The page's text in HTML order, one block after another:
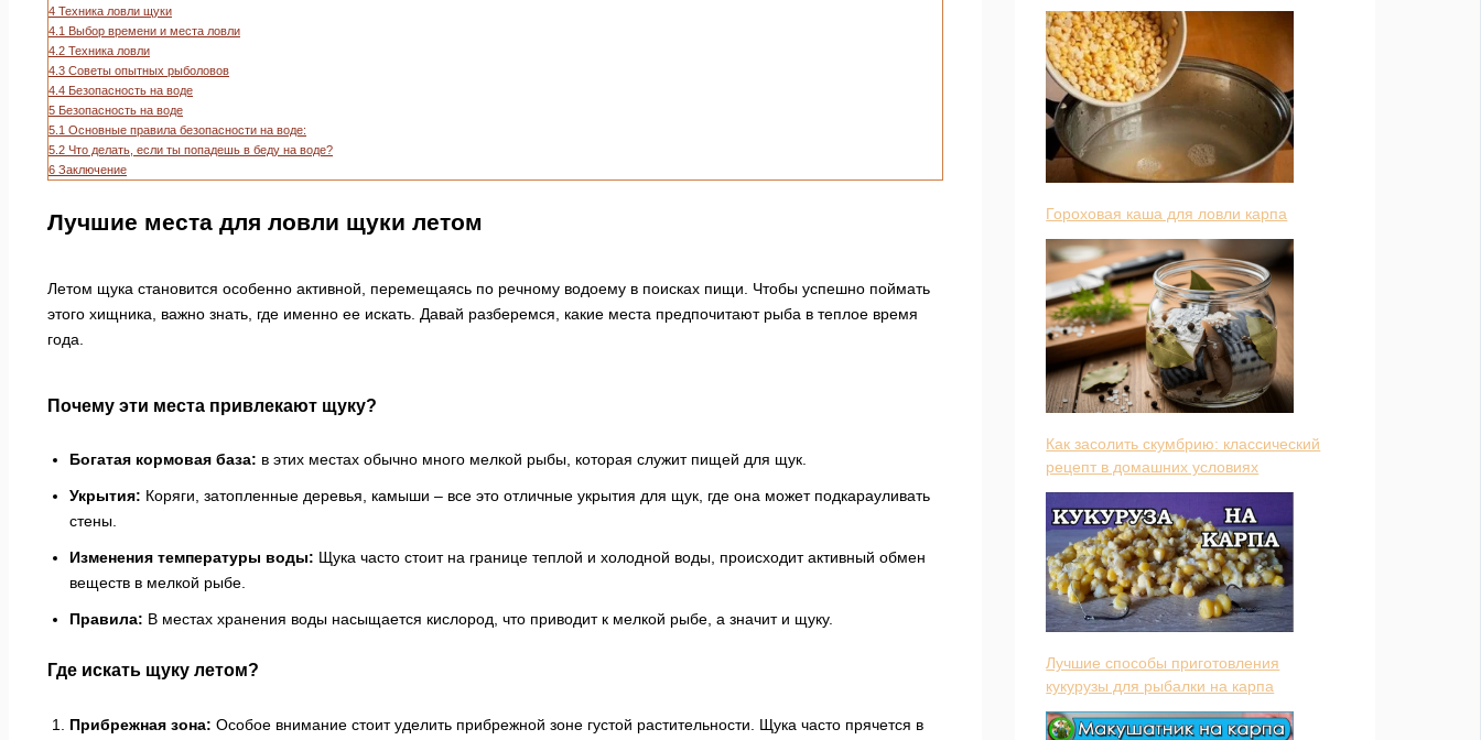
4 Техника ловли щуки
4.1 Выбор времени и места ловли
4.2 Техника ловли
4.3 Советы опытных рыболовов
4.4 Безопасность на воде
5 Безопасность на воде
5.1 Основные правила безопасности на воде:
5.2 Что делать, если ты попадешь в беду на воде?
6 Заключение
Лучшие места для ловли щуки летом
Летом щука становится особенно активной, перемещаясь по речному водоему в поисках пищи. Чтобы успешно поймать
этого хищника, важно знать, где именно ее искать. Давай разберемся, какие места предпочитают рыба в теплое время
года.
Почему эти места привлекают щуку?
Богатая кормовая база: в этих местах обычно много мелкой рыбы, которая служит пищей для щук.
Укрытия: Коряги, затопленные деревья, камыши – все это отличные укрытия для щук, где она может подкарауливать
стены.
Изменения температуры воды: Щука часто стоит на границе теплой и холодной воды, происходит активный обмен
веществ в мелкой рыбе.
Правила: В местах хранения воды насыщается кислород, что приводит к мелкой рыбе, а значит и щуку.
Где искать щуку летом?
Прибрежная зона: Особое внимание стоит уделить прибрежной зоне густой растительности. Щука часто прячется в
Гороховая каша для ловли карпа
Как засолить скумбрию: классический
рецепт в домашних условиях
Лучшие способы приготовления
кукурузы для рыбалки на карпа